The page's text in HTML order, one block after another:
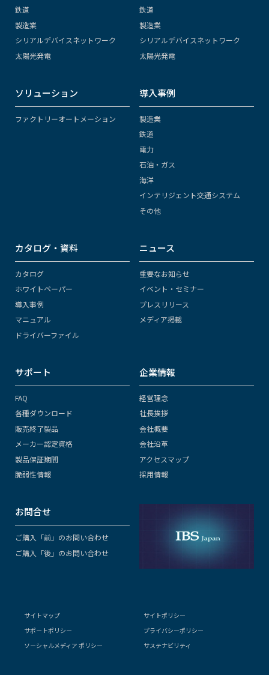
鉄道
製造業
シリアルデバイスネットワーク
太陽光発電
鉄道
製造業
シリアルデバイスネットワーク
太陽光発電
ソリューション
ファクトリーオートメーション
導入事例
製造業
鉄道
電力
石油・ガス
海洋
インテリジェント交通システム
その他
カタログ・資料
カタログ
ホワイトペーパー
導入事例
マニュアル
ドライバーファイル
ニュース
重要なお知らせ
イベント・セミナー
プレスリリース
メディア掲載
サポート
FAQ
各種ダウンロード
販売終了製品
メーカー認定資格
製品保証期間
脆弱性情報
企業情報
経営理念
社長挨拶
会社概要
会社沿革
アクセスマップ
採用情報
お問合せ
ご購入「前」のお問い合わせ
ご購入「後」のお問い合わせ
サイトマップ
サイトポリシー
サポートポリシー
プライバシーポリシー
ソーシャルメディア ポリシー
サステナビリティ